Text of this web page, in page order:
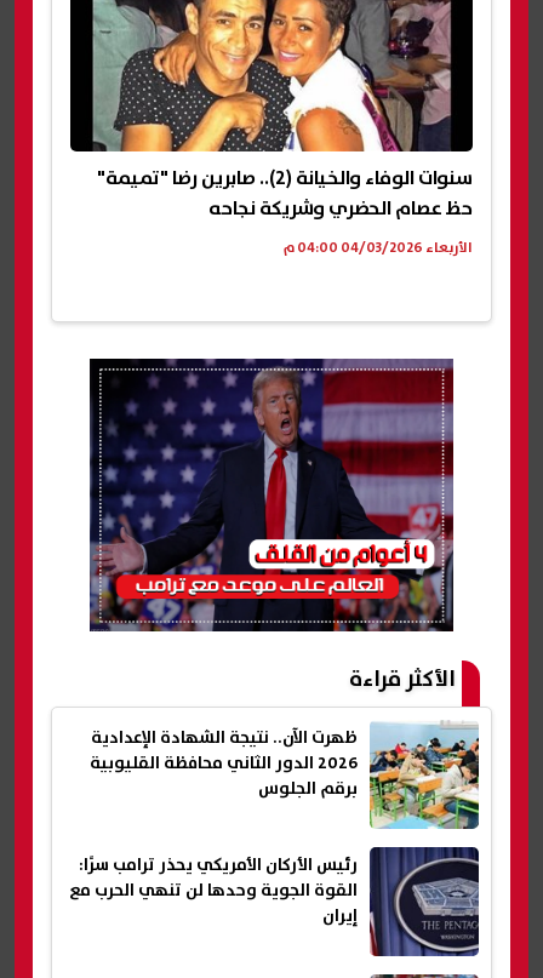
سنوات الوفاء والخيانة (2).. صابرين رضا "تميمة"
حظ عصام الحضري وشريكة نجاحه
الأربعاء 04/03/2026 04:00 م
الأكثر قراءة
ظهرت الآن.. نتيجة الشهادة الإعدادية
2026 الدور الثاني محافظة القليوبية
برقم الجلوس
رئيس الأركان الأمريكي يحذر ترامب سرًا:
القوة الجوية وحدها لن تنهي الحرب مع
إيران